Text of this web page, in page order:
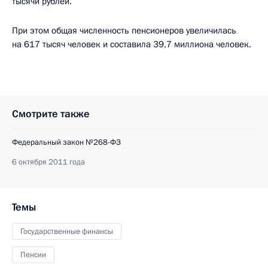
При этом общая численность пенсионеров увеличилась
на 617 тысяч человек и составила 39,7 миллиона человек.
Смотрите также
Федеральный закон №268-ФЗ
6 октября 2011 года
Темы
Государственные финансы
Пенсии